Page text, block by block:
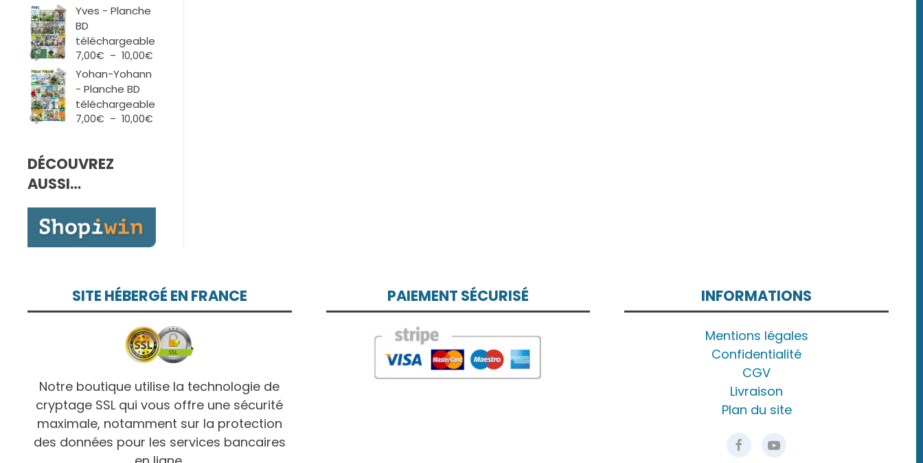
Yves - Planche
BD
téléchargeable
7,00€ – 10,00€
Yohan-Yohann
- Planche BD
téléchargeable
7,00€ – 10,00€
DÉCOUVREZ
AUSSI…
SITE HÉBERGÉ EN FRANCE
Notre boutique utilise la technologie de
cryptage SSL qui vous offre une sécurité
maximale, notamment sur la protection
des données pour les services bancaires
PAIEMENT SÉCURISÉ INFORMATIONS
Mentions légales
Confidentialité
CGV
Livraison
Plan du site